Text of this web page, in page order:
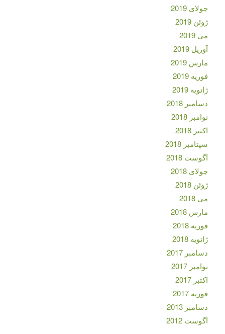
جولای 2019
ژوئن 2019
می 2019
آوریل 2019
مارس 2019
فوریه 2019
ژانویه 2019
دسامبر 2018
نوامبر 2018
اکتبر 2018
سپتامبر 2018
آگوست 2018
جولای 2018
ژوئن 2018
می 2018
مارس 2018
فوریه 2018
ژانویه 2018
دسامبر 2017
نوامبر 2017
اکتبر 2017
فوریه 2017
دسامبر 2013
آگوست 2012